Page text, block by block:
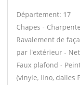
Département: 17
Chapes -
Ravalement de
par l'extérieur -
Faux plafond -
(vinyle, lino, dalles